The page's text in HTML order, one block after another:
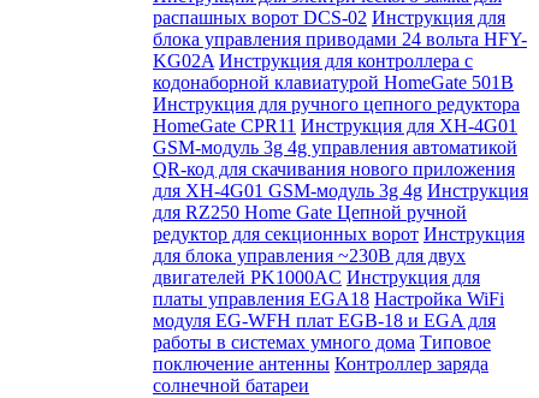
распашных ворот DCS-02 Инструкция для
блока управления приводами 24 вольта HFY-
KG02A Инструкция для контроллера с
кодонаборной клавиатурой HomeGate 501B
Инструкция для ручного цепного редуктора
HomeGate CPR11 Инструкция для XH-4G01
GSM-модуль 3g 4g управления автоматикой
QR-код для скачивания нового приложения
для XH-4G01 GSM-модуль 3g 4g Инструкция
для RZ250 Home Gate Цепной ручной
редуктор для секционных ворот Инструкция
для блока управления ~230В для двух
двигателей PK1000AC Инструкция для
платы управления EGA18 Настройка WiFi
модуля EG-WFH плат EGB-18 и EGA для
работы в системах умного дома Типовое
поключение антенны Контроллер заряда
солнечной батареи